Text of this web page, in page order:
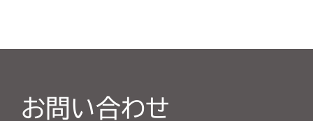
お問い合わせ